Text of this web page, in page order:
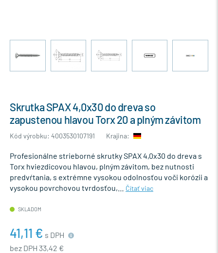
Skrutka SPAX 4,0x30 do dreva so
zapustenou hlavou Torx 20 a plným závitom
Kód výrobku: 4003530107191 Krajina:
Profesionálne strieborné skrutky SPAX 4,0x30 do dreva s
Torx hviezdicovou hlavou, plným závitom, bez nutnosti
predvŕtania, s extrémne vysokou odolnosťou voči korózii a
vysokou povrchovou tvrdosťou,…
Čítať viac
SKLADOM
41,11 € s DPH
bez DPH 33,42 €